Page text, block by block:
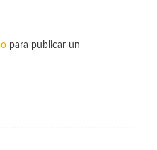
para publicar un